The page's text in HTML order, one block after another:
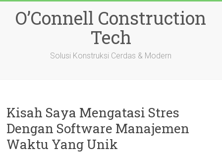
contentO’Connell Construction
Tech
Solusi Konstruksi Cerdas & Modern
Kisah Saya Mengatasi Stres
Dengan Software Manajemen
Waktu Yang Unik